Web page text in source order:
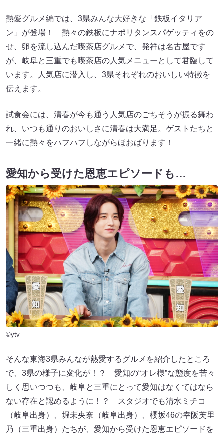
熱愛グルメ編では、3県みんな大好きな「鉄板イタリア
ン」が登場！ 熱々の鉄板にナポリタンスパゲッティをの
せ、卵を流し込んだ喫茶店グルメで、発祥は名古屋です
が、岐阜と三重でも喫茶店の人気メニューとして君臨して
います。人気店に潜入し、3県それぞれのおいしい特徴を
伝えます。
試食会には、清春が今も通う人気店のごちそうが振る舞わ
れ、いつも通りのおいしさに清春は大満足。ゲストたちと
一緒に熱々をハフハフしながらほおばります！
愛知から受けた恩恵エピソードも…
©ytv
そんな東海3県みんなが熱愛するグルメを紹介したところ
で、3県の様子に変化が！？ 愛知の“オレ様”な態度を苦々
しく思いつつも、岐阜と三重にとって愛知はなくてはなら
ない存在と認めるように！？ スタジオでも清水ミチコ
（岐阜出身）、堀未央奈（岐阜出身）、櫻坂46の幸阪芙里
乃（三重出身）たちが、愛知から受けた恩恵エピソードを